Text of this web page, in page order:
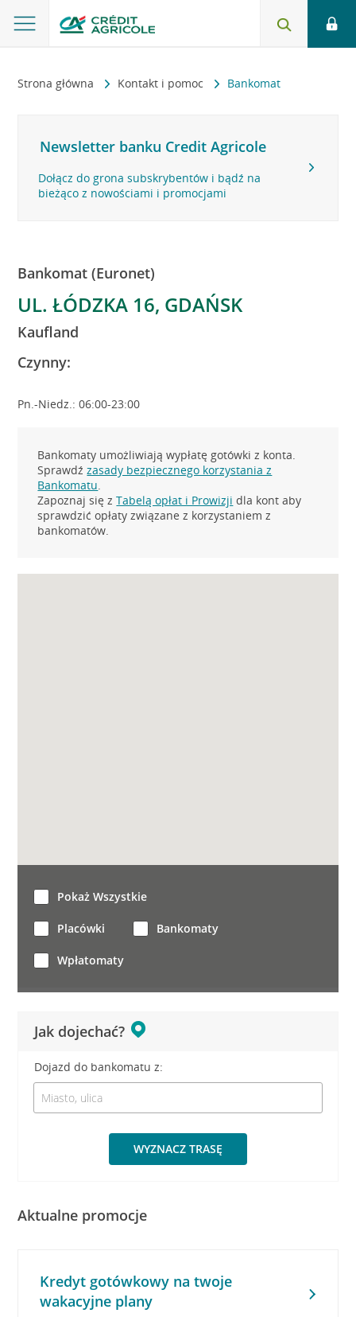
Strona główna Kontakt i pomoc Bankomat
Newsletter banku Credit Agricole
Dołącz do grona subskrybentów i bądź na
bieżąco z nowościami i promocjami
Bankomat (Euronet)
UL. ŁÓDZKA 16, GDAŃSK
Kaufland
Czynny:
Pn.-Niedz.: 06:00-23:00
Bankomaty umożliwiają wypłatę gotówki z konta.
Sprawdźzasady bezpiecznego korzystania z
Bankomatu.
Zapoznaj się zTabelą opłat i Prowizji dla kont aby
sprawdzić opłaty związane z korzystaniem z
bankomatów.
Jak dojechać?
Dojazd do bankomatu z:
WYZNACZ TRASĘ
Pokaż Wszystkie
Placówki Bankomaty
Wpłatomaty
Aktualne promocje
Kredyt gotówkowy na twoje
wakacyjne plany